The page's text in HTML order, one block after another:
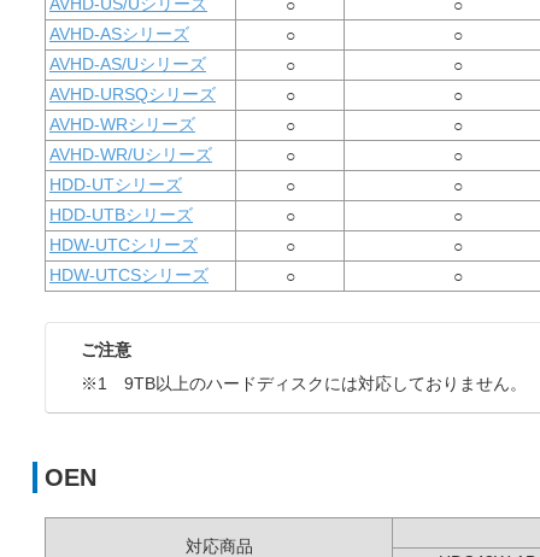
○
○
AVHD-ASシリーズ
○
○
AVHD-AS/Uシリーズ
○
○
AVHD-URSQシリーズ
○
○
AVHD-WRシリーズ
○
○
AVHD-WR/Uシリーズ
○
○
HDD-UTシリーズ
○
○
HDD-UTBシリーズ
○
○
HDW-UTCシリーズ
○
○
HDW-UTCSシリーズ
○ ○
ご注意
※1 9TB以上のハードディスクには対応しておりません。
OEN
対応商品